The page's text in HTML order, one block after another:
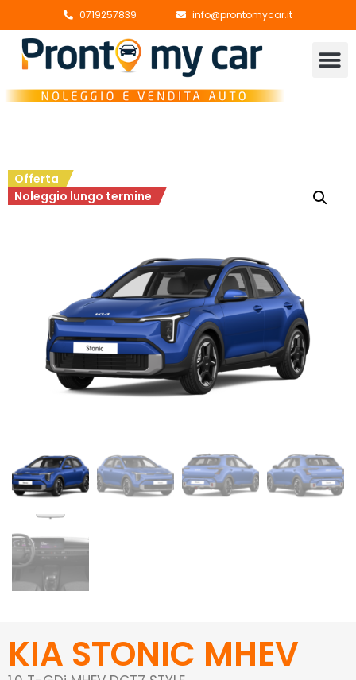
0719257839 info@prontomycar.it
Offerta
Noleggio lungo termine
KIA STONIC MHEV